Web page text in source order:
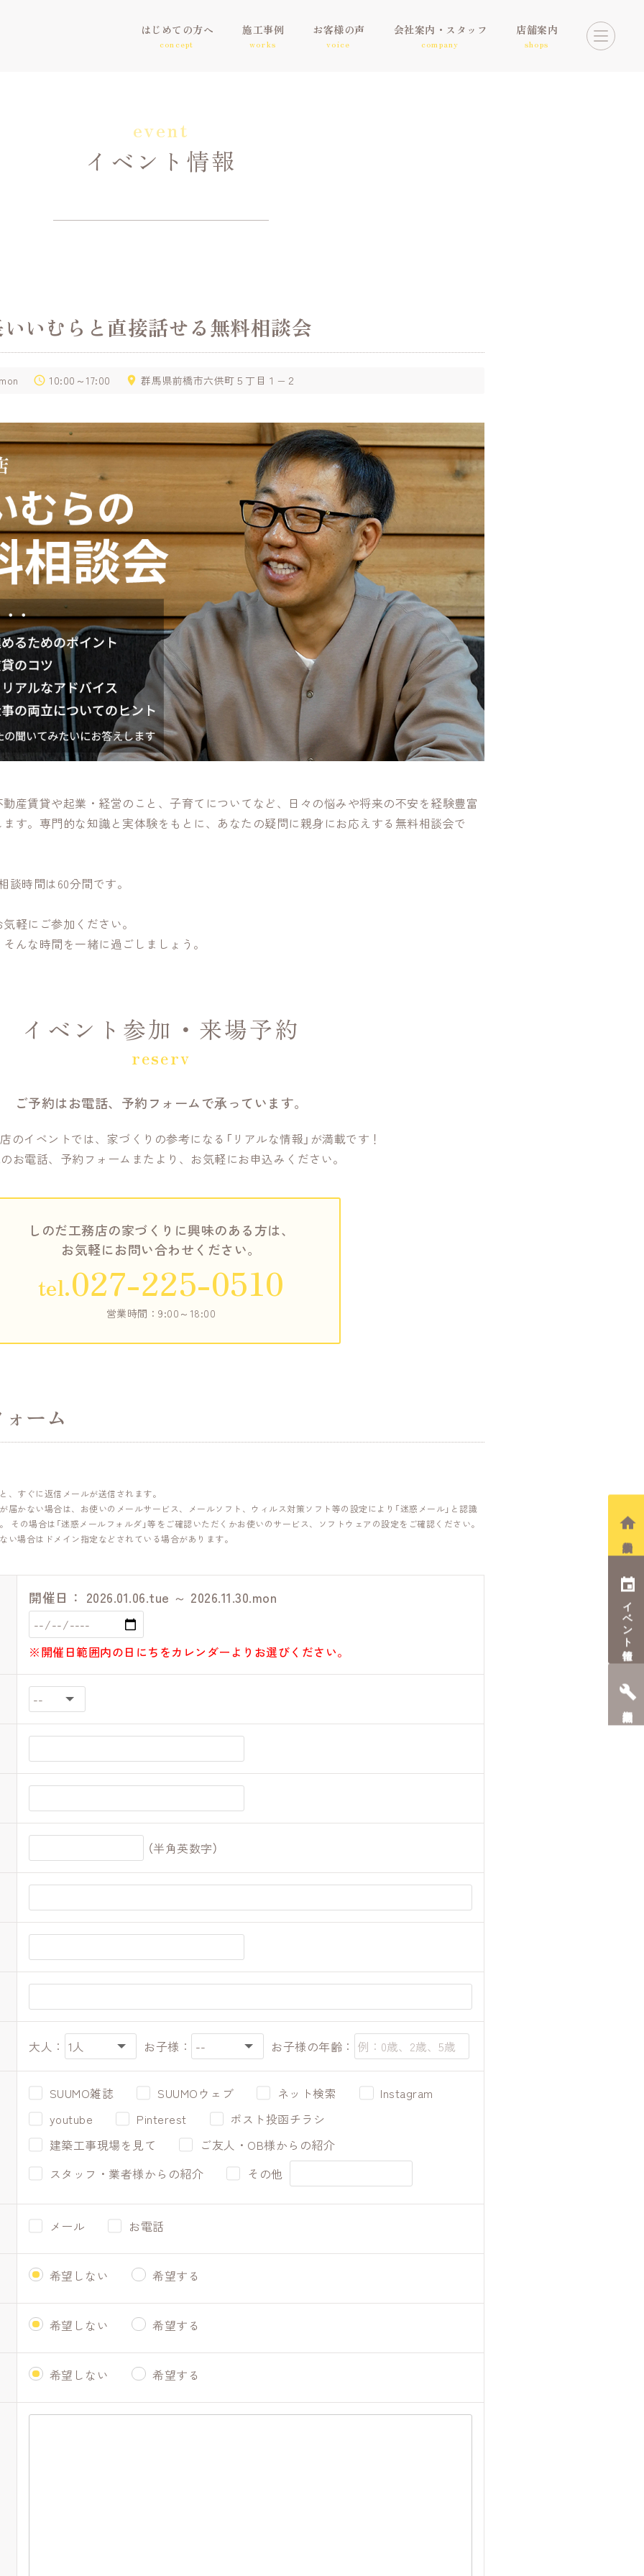
はじめての方へ
concept
施工事例
works
お客様の声
voice
会社案内・スタッフ
company
店舗案内
shops
event
イベント情報
いいむらと直接話せる無料相談会
10:00～17:00 群馬県前橋市六供町５丁目１−２
産賃貸や起業・経営のこと、子育てについてなど、日々の悩みや将来の不安を経験豊富
す。専門的な知識と実体験をもとに、あなたの疑問に親身にお応えする無料相談会で
時間は60分間です。
軽にご参加ください。
んな時間を一緒に過ごしましょう。
イベント参加・来場予約
reserv
ご予約はお電話、予約フォームで承っています。
のイベントでは、家づくりの参考になる「リアルな情報」が満載です！
お電話、予約フォームまたより、お気軽にお申込みください。
しのだ工務店の家づくりに興味のある方は、
お気軽にお問い合わせください。
tel.027-225-0510
営業時間：9:00～18:00
ーム
、すぐに返信メールが送信されます。
届かない場合は、お使いのメールサービス、メールソフト、ウィルス対策ソフト等の設定により「迷惑メール」と認識
その場合は「迷惑メールフォルダ」等をご確認いただくかお使いのサービス、ソフトウェアの設定をご確認ください。
い場合はドメイン指定などされている場合があります。
開催日： 2026.01.06.tue ～ 2026.11.30.mon
※開催日範囲内の日にちをカレンダーよりお選びください。
（半角英数字）
大人： お子様： お子様の年齢：
SUUMO雑誌 SUUMOウェブ ネット検索
Instagram
youtube
Pinterest
ポスト投函チラシ
建築工事現場を見て
ご友人・OB様からの紹介
スタッフ・業者様からの紹介
その他
メール お電話
希望しない 希望する
希望しない 希望する
希望しない 希望する
イベント情報